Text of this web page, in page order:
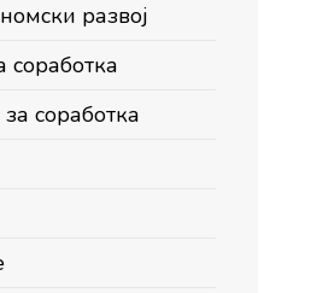
развој
соработка
соработка